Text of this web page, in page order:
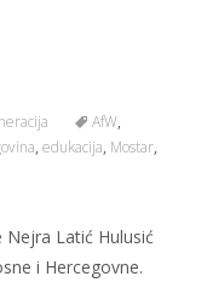
AfW,
, edukacija, Mostar,
Nejra Latić Hulusić
i Hercegovne.